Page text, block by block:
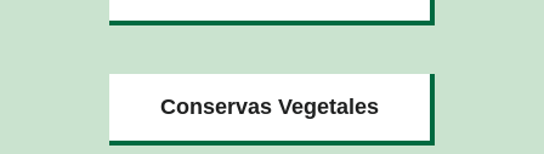
Conservas Vegetales